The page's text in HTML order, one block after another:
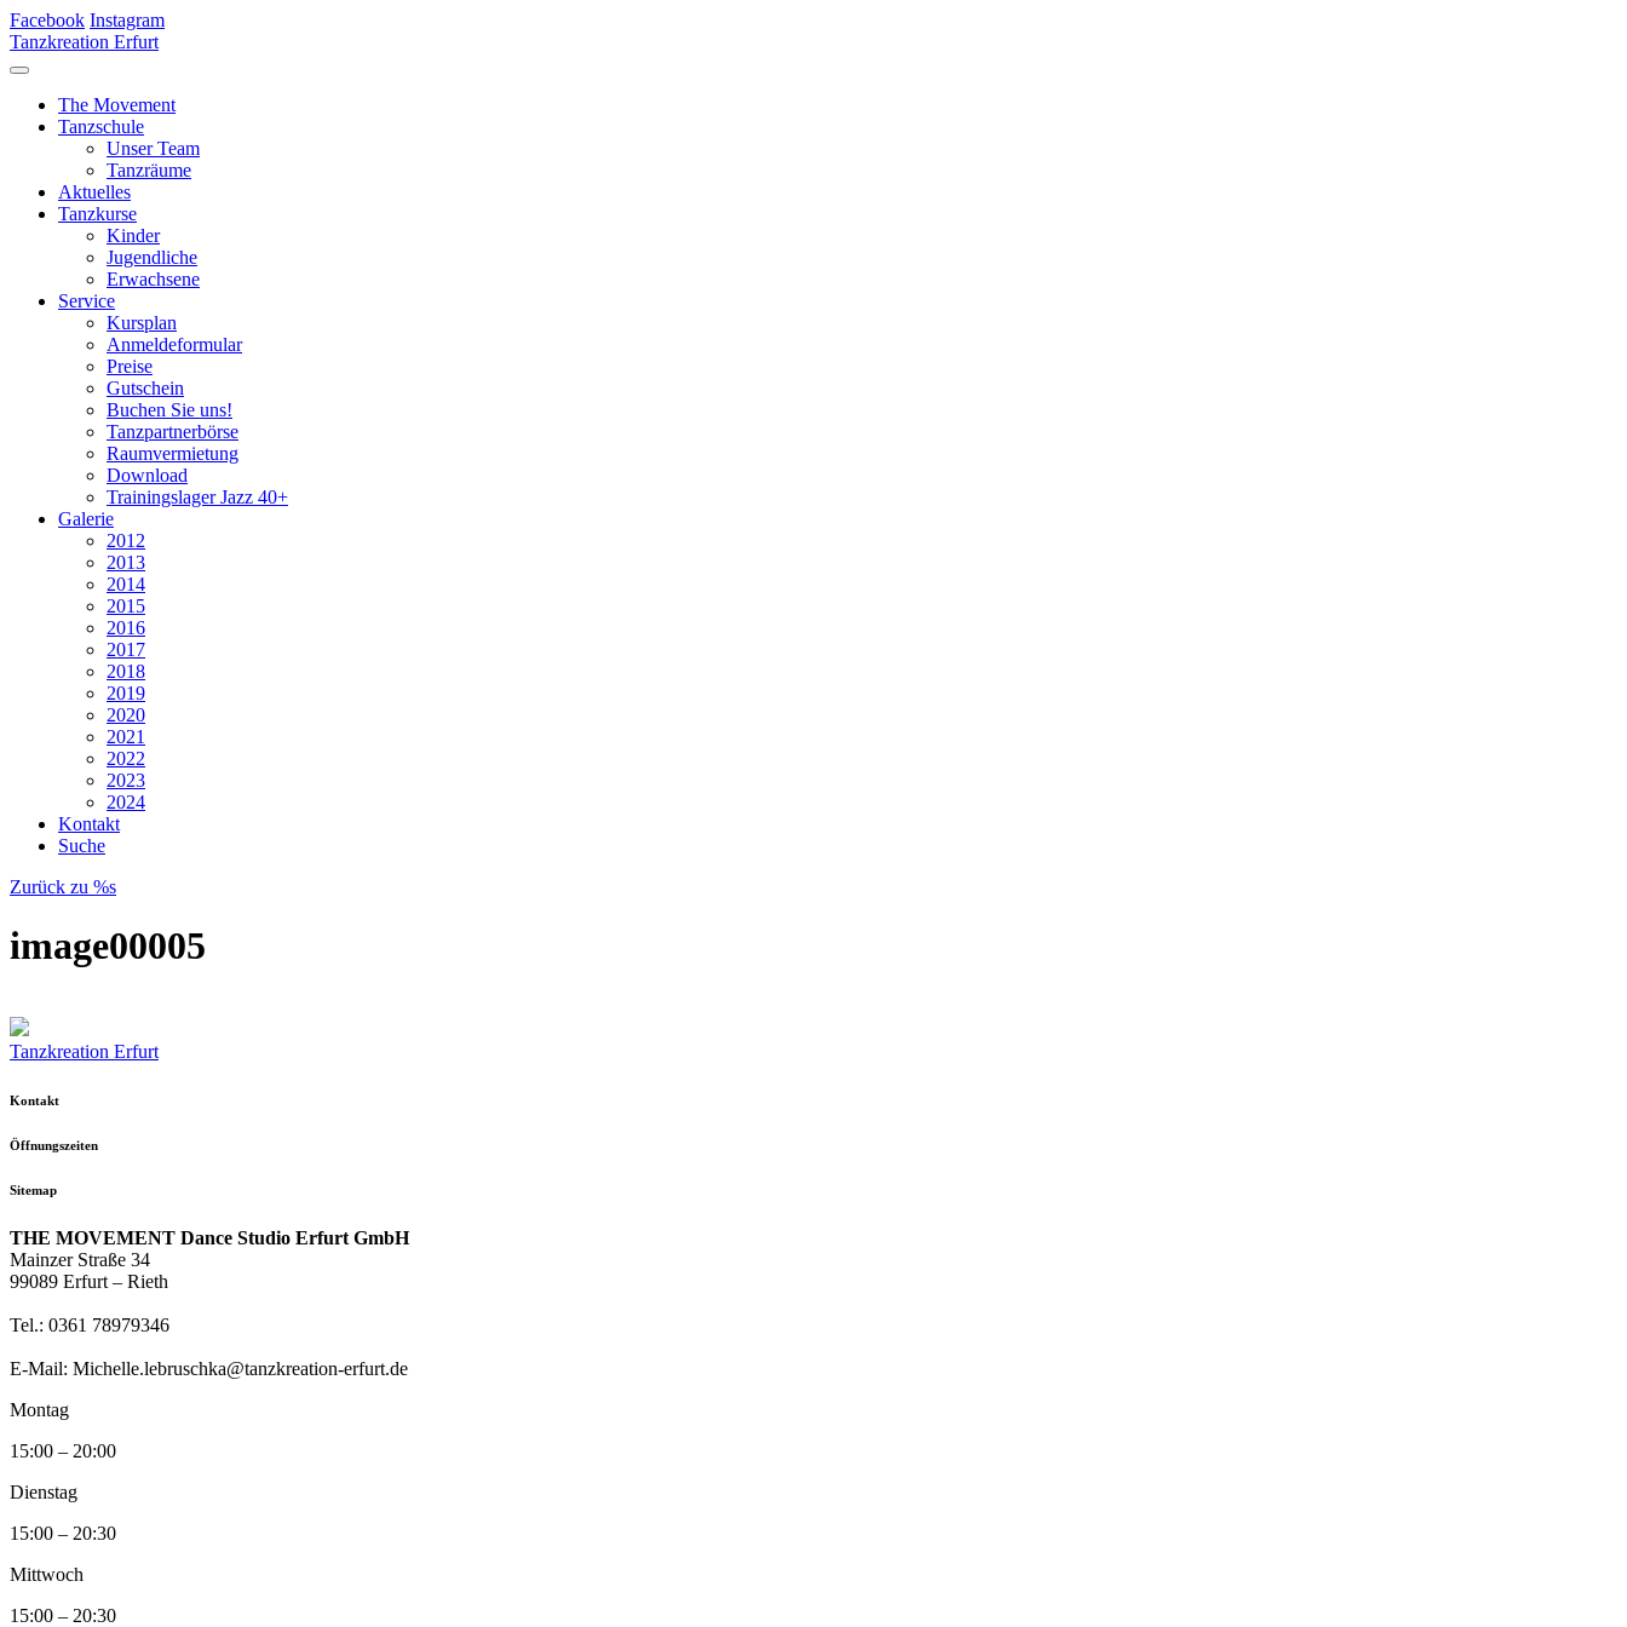
Facebook Instagram
Tanzkreation Erfurt
The Movement
Tanzschule
Unser Team
Tanzräume
Aktuelles
Tanzkurse
Kinder
Jugendliche
Erwachsene
Service
Kursplan
Anmeldeformular
Preise
Gutschein
Buchen Sie uns!
Tanzpartnerbörse
Raumvermietung
Download
Trainingslager Jazz 40+
Galerie
2012
2013
2014
2015
2016
2017
2018
2019
2020
2021
2022
2023
2024
Kontakt
Suche
Zurück zu %s
image00005
Tanzkreation Erfurt
Kontakt
Öffnungszeiten
Sitemap
THE MOVEMENT Dance Studio Erfurt GmbH
Mainzer Straße 34
99089 Erfurt – Rieth
Tel.: 0361 78979346
E-Mail: Michelle.lebruschka@tanzkreation-erfurt.de
Montag
15:00 – 20:00
Dienstag
15:00 – 20:30
Mittwoch
15:00 – 20:30